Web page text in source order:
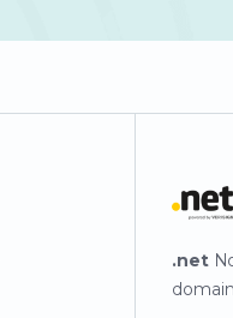
.net